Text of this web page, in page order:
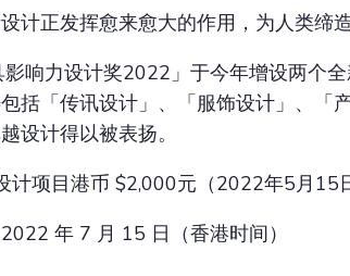
计正发挥愈来愈大的作用，为人类缔
影响力设计奖2022」于今年增设两个
括「传讯设计」、「服饰设计」、「
设计得以被表扬。
计项目港币 $2,000元（2022年5月15
年 7 月 15 日（香港时间）